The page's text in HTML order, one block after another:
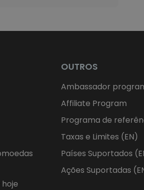
OUTROS
Ambassador
Affiliate Program
Programa de
Taxas e Limites (EN)
Países Suportados
Ações Suportadas